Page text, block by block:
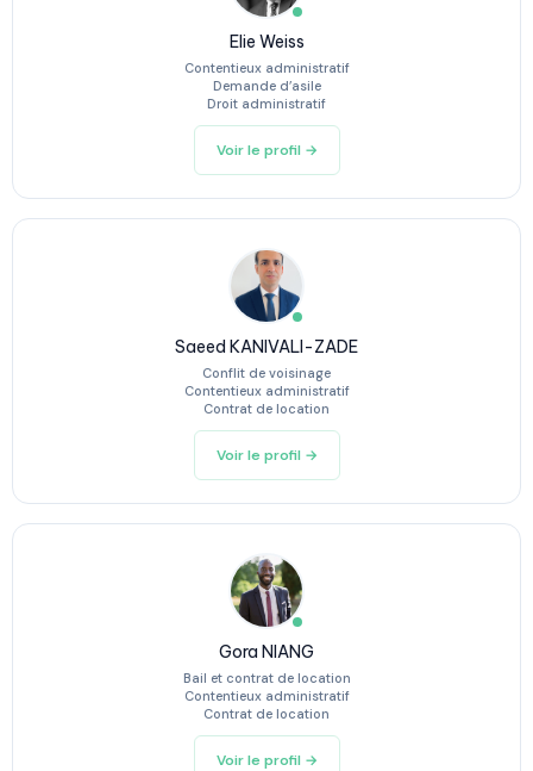
Elie Weiss
Contentieux administratif
Demande d’asile
Droit administratif
Voir le profil →
Saeed KANIVALI-ZADE
Conflit de voisinage
Contentieux administratif
Contrat de location
Voir le profil →
Gora NIANG
Bail et contrat de location
Contentieux administratif
Contrat de location
Voir le profil →